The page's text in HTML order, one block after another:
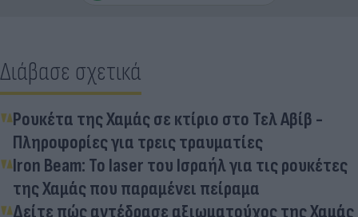
Διάβασε σχετικά
Ρουκέτα της Χαμάς σε κτίριο στο Τελ Αβίβ -
Πληροφορίες για τρεις τραυματίες
Iron Beam: Το laser του Ισραήλ για τις ρουκέτες
της Χαμάς που παραμένει πείραμα
Δείτε πώς αντέδρασε αξιωματούχος της Χαμάς